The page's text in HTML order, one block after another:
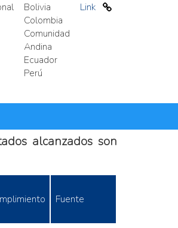
Bolivia
Colombia
Comunidad
Andina
Ecuador
Perú
Link
alcanzados son
Fuente